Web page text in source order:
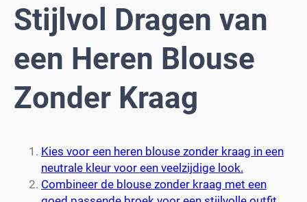
Stijlvol Dragen van
een Heren Blouse
Zonder Kraag
Kies voor een heren blouse zonder kraag in een
neutrale kleur voor een veelzijdige look.
Combineer de blouse zonder kraag met een